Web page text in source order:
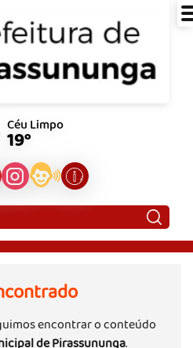
Céu Limpo
19°
encontrar o conteúdo
de Pirassununga.